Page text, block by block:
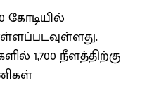
கோடியில்
1,700 நீளத்திற்கு